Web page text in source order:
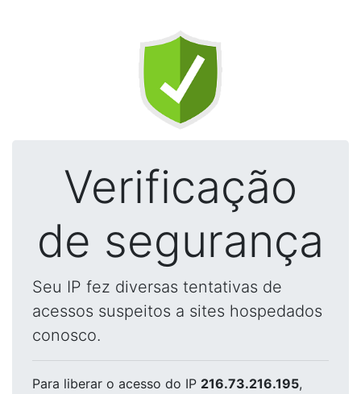
Verificação
de segurança
Seu IP fez diversas tentativas de
acessos suspeitos a sites hospedados
conosco.
Para liberar o acesso do IP 216.73.216.195,